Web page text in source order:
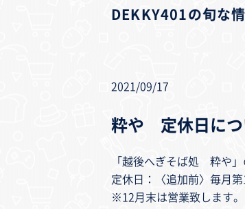
DEKKY401の旬な
2021/09/17
粋や 定休日につ
「越後へぎそば処 粋や」
定休日：〈追加前〉毎月
※12月末は営業致します。